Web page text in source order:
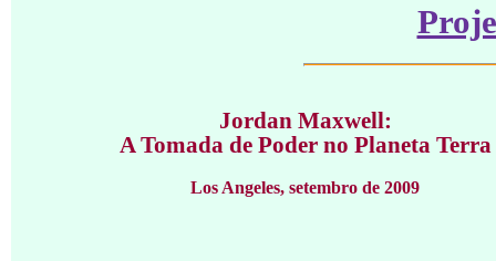
Jordan Maxwell:
A Tomada de Poder no Planeta Terra
Los Angeles, setembro de 2009